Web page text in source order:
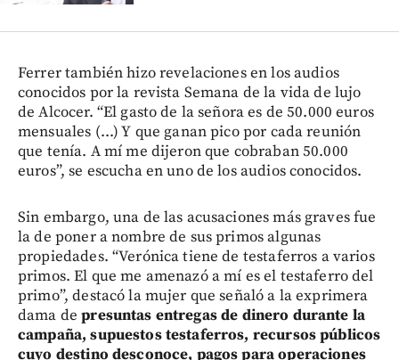
Ferrer también hizo revelaciones en los audios
conocidos por la revista Semana de la vida de lujo
de Alcocer. “El gasto de la señora es de 50.000 euros
mensuales (...) Y que ganan pico por cada reunión
que tenía. A mí me dijeron que cobraban 50.000
euros”, se escucha en uno de los audios conocidos.
Sin embargo, una de las acusaciones más graves fue
la de poner a nombre de sus primos algunas
propiedades. “Verónica tiene de testaferros a varios
primos. El que me amenazó a mí es el testaferro del
primo”, destacó la mujer que señaló a la exprimera
dama depresuntas entregas de dinero durante la
campaña, supuestos testaferros, recursos públicos
cuyo destino desconoce, pagos para operaciones